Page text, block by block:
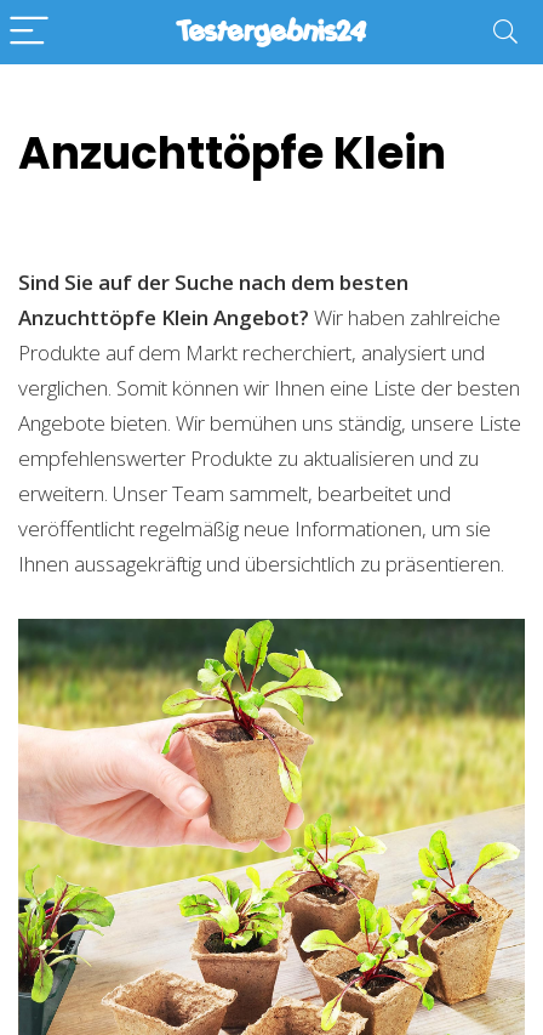
Anzuchttöpfe Klein
Sind Sie auf der Suche nach dem besten
Anzuchttöpfe Klein Angebot? Wir haben zahlreiche
Produkte auf dem Markt recherchiert, analysiert und
verglichen. Somit können wir Ihnen eine Liste der besten
Angebote bieten. Wir bemühen uns ständig, unsere Liste
empfehlenswerter Produkte zu aktualisieren und zu
erweitern. Unser Team sammelt, bearbeitet und
veröffentlicht regelmäßig neue Informationen, um sie
Ihnen aussagekräftig und übersichtlich zu präsentieren.